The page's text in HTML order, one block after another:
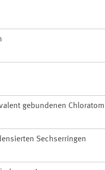
gebundenen Chloratom
Sechserringen